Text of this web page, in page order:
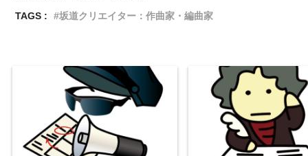
TAGS :
坂道クリエイター：作曲家・編曲家